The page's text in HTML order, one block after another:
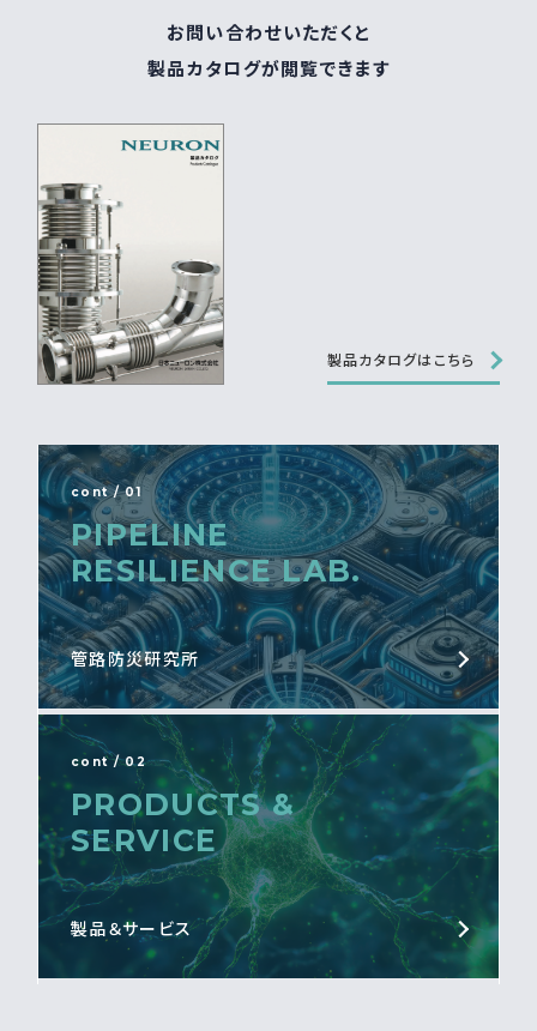
お問い合わせいただくと
製品カタログが閲覧できます
製品カタログはこちら
cont / 01
PIPELINE
RESILIENCE LAB.
管路防災研究所
cont / 02
PRODUCTS &
SERVICE
製品＆サービス